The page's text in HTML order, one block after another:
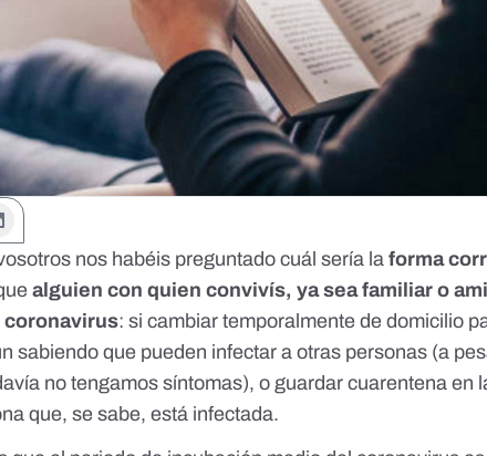
nos habéis preguntado cuál sería laforma
alguien con quien convivís, ya sea familiar o
: si cambiar temporalmente de domicilio
sabiendo que pueden infectar a otras personas (a
no tengamos síntomas), o guardar cuarentena en
que, se sabe, está infectada.